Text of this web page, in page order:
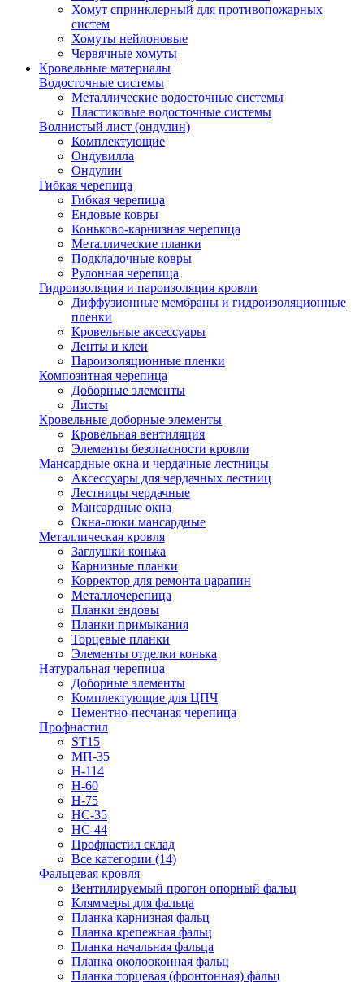
Хомут спринклерный для противопожарных
систем
Хомуты нейлоновые
Червячные хомуты
Кровельные материалы
Водосточные системы
Металлические водосточные системы
Пластиковые водосточные системы
Волнистый лист (ондулин)
Комплектующие
Ондувилла
Ондулин
Гибкая черепица
Гибкая черепица
Ендовые ковры
Коньково-карнизная черепица
Металлические планки
Подкладочные ковры
Рулонная черепица
Гидроизоляция и пароизоляция кровли
Диффузионные мембраны и гидроизоляционные
пленки
Кровельные аксессуары
Ленты и клеи
Пароизоляционные пленки
Композитная черепица
Доборные элементы
Листы
Кровельные доборные элементы
Кровельная вентиляция
Элементы безопасности кровли
Мансардные окна и чердачные лестницы
Аксессуары для чердачных лестниц
Лестницы чердачные
Мансардные окна
Окна-люки мансардные
Металлическая кровля
Заглушки конька
Карнизные планки
Корректор для ремонта царапин
Металлочерепица
Планки ендовы
Планки примыкания
Торцевые планки
Элементы отделки конька
Натуральная черепица
Доборные элементы
Комплектующие для ЦПЧ
Цементно-песчаная черепица
Профнастил
ST15
МП-35
Н-114
Н-60
Н-75
НС-35
НС-44
Профнастил склад
Все категории (14)
Фальцевая кровля
Вентилируемый прогон опорный фальц
Кляммеры для фальца
Планка карнизная фальц
Планка крепежная фальц
Планка начальная фальца
Планка околооконная фальц
Планка торцевая (фронтонная) фальц